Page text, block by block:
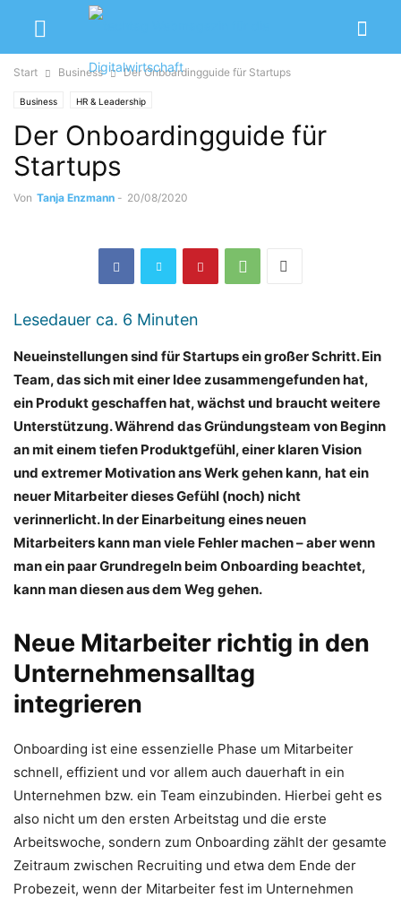
Start Business Der Onboardingguide für Startups
Business HR & Leadership
Der Onboardingguide für
Startups
Von Tanja Enzmann - 20/08/2020
Lesedauer ca. 6 Minuten
Neueinstellungen sind für Startups ein großer Schritt. Ein
Team, das sich mit einer Idee zusammengefunden hat,
ein Produkt geschaffen hat, wächst und braucht weitere
Unterstützung. Während das Gründungsteam von Beginn
an mit einem tiefen Produktgefühl, einer klaren Vision
und extremer Motivation ans Werk gehen kann, hat ein
neuer Mitarbeiter dieses Gefühl (noch) nicht
verinnerlicht.In der Einarbeitung eines neuen
Mitarbeiters kann man viele Fehler machen – aber wenn
man ein paar Grundregeln beim Onboarding beachtet,
kann man diesen aus dem Weg gehen.
Neue Mitarbeiter richtig in den
Unternehmensalltag
integrieren
Onboarding ist eine essenzielle Phase um Mitarbeiter
schnell, effizient und vor allem auch dauerhaft in ein
Unternehmen bzw. ein Team einzubinden. Hierbei geht es
also nicht um den ersten Arbeitstag und die erste
Arbeitswoche, sondern zum Onboarding zählt der gesamte
Zeitraum zwischen Recruiting und etwa dem Ende der
Probezeit, wenn der Mitarbeiter fest im Unternehmen